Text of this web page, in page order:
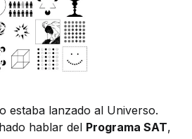
estaba lanzado al Universo.
hablar del Programa SAT,